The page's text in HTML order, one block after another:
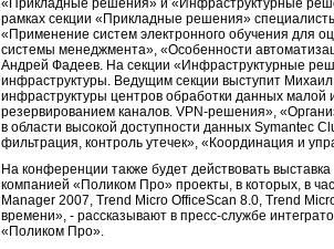
«Прикладные решения» и «Инфраструктурные
рамках секции «Прикладные решения»
«Применение систем электронного обучения для
системы менеджмента», «Особенности
Андрей Фадеев. На секции «Инфраструктурные
инфраструктуры. Ведущим секции выступит
инфраструктуры центров обработки данных
резервированием каналов. VPN-решения»,
в области высокой доступности данных Symantec
фильтрация, контроль утечек», «Координация и
На конференции также будет действовать
компанией «Поликом Про» проекты, в которых, в
Manager 2007, Trend Micro OfficeScan 8.0, Trend
времени», - рассказывают в пресс-службе
«Поликом Про».